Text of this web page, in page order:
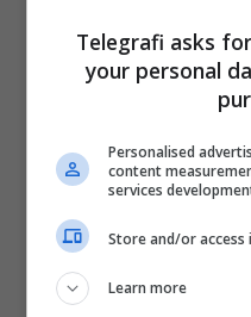
Telegrafi asks
your personal
Personalised
content
services
Store and/or
Learn more